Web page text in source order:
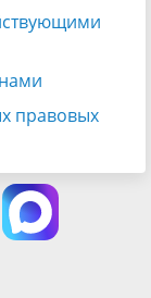
правовых